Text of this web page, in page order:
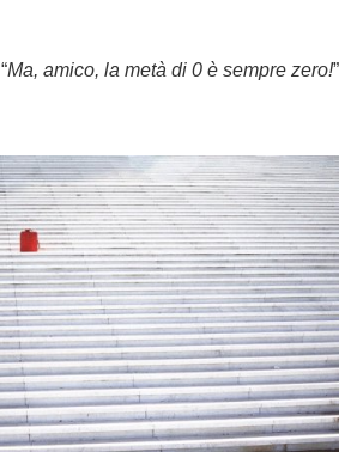
“Ma, amico, la metà di 0 è sempre zero!”